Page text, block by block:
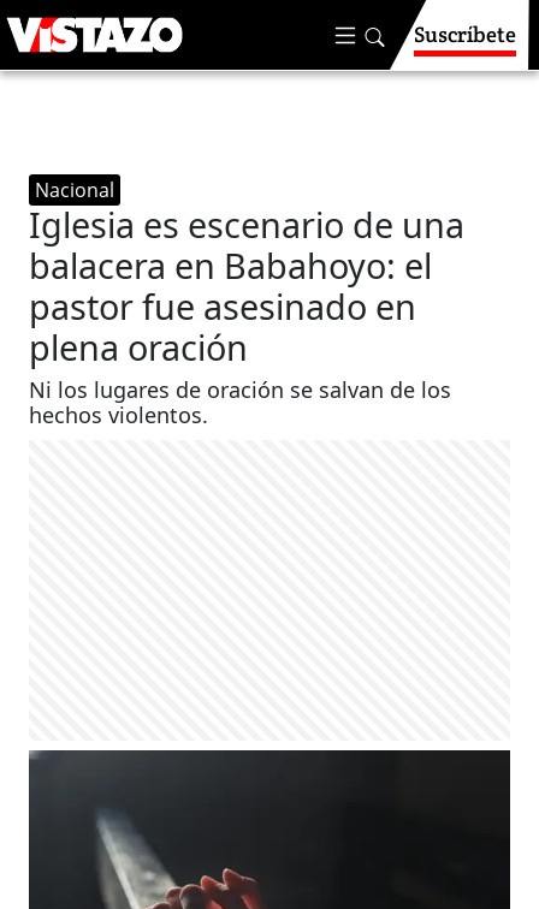
Suscríbete
Nacional
Iglesia es escenario de una
balacera en Babahoyo: el
pastor fue asesinado en
plena oración
Ni los lugares de oración se salvan de los
hechos violentos.